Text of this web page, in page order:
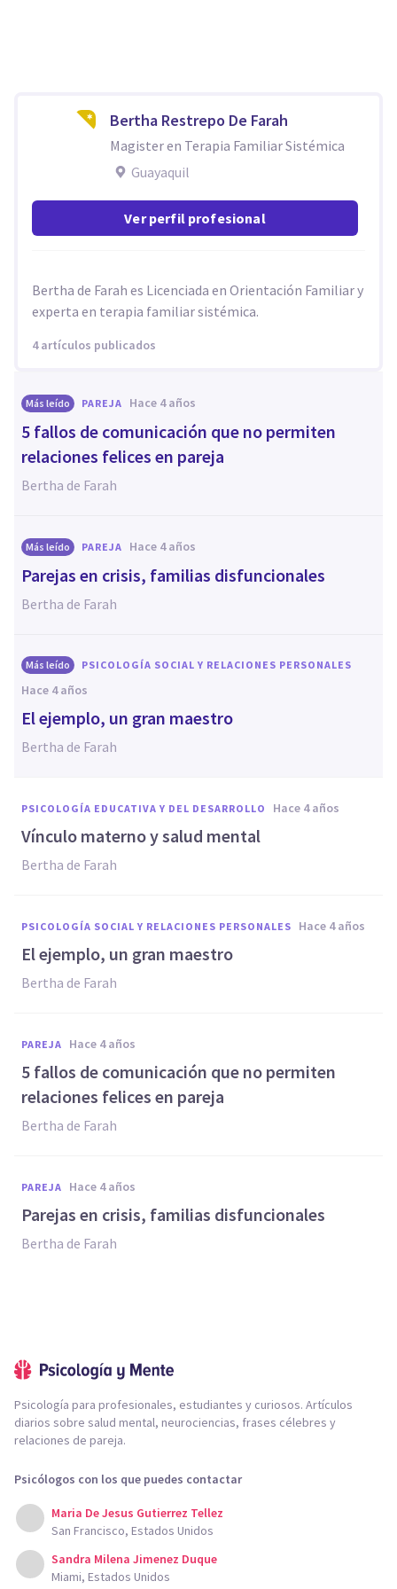
Bertha Restrepo De Farah
Magister en Terapia Familiar Sistémica
Guayaquil
Ver perfil profesional
Bertha de Farah es Licenciada en Orientación Familiar y
experta en terapia familiar sistémica.
4 artículos publicados
Más leído PAREJA hace 4 años
5 fallos de comunicación que no permiten
relaciones felices en pareja
Bertha de Farah
Más leído PAREJA hace 4 años
Parejas en crisis, familias disfuncionales
Bertha de Farah
Más leído PSICOLOGÍA SOCIAL Y RELACIONES PERSONALES
hace 4 años
El ejemplo, un gran maestro
Bertha de Farah
PSICOLOGÍA EDUCATIVA Y DEL DESARROLLO hace 4 años
Vínculo materno y salud mental
Bertha de Farah
PSICOLOGÍA SOCIAL Y RELACIONES PERSONALES hace 4 años
El ejemplo, un gran maestro
Bertha de Farah
PAREJA hace 4 años
5 fallos de comunicación que no permiten
relaciones felices en pareja
Bertha de Farah
PAREJA hace 4 años
Parejas en crisis, familias disfuncionales
Bertha de Farah
Psicología para profesionales, estudiantes y curiosos. Artículos
diarios sobre salud mental, neurociencias, frases célebres y
relaciones de pareja.
Psicólogos con los que puedes contactar
Maria De Jesus Gutierrez Tellez
San Francisco, Estados Unidos
Sandra Milena Jimenez Duque
Miami, Estados Unidos